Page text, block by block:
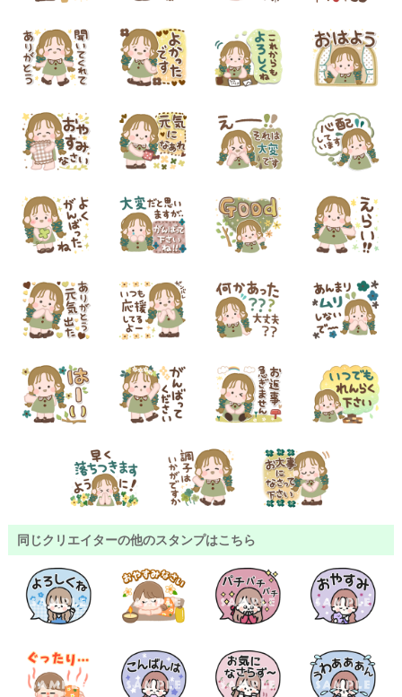
同じクリエイターの他のスタンプはこちら